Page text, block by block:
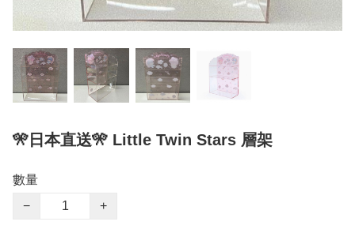
🎌日本直送🎌 Little Twin Stars 層架
數量
−
+